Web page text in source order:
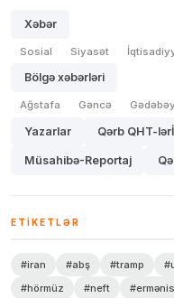
Xəbər
Sosial Siyasət
Bölgə xəbərləri
Ağstafa Gəncə Gədəbəy
Yazarlar Qərb QHT-lərİ
Müsahibə-Reportaj
ETIKETLƏR
#iran #abş #tramp
#hörmüz
#neft